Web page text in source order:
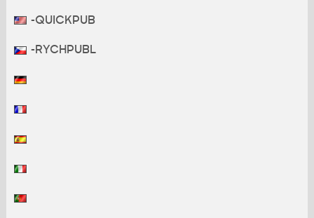
-QUICKPUB
-RYCHPUBL